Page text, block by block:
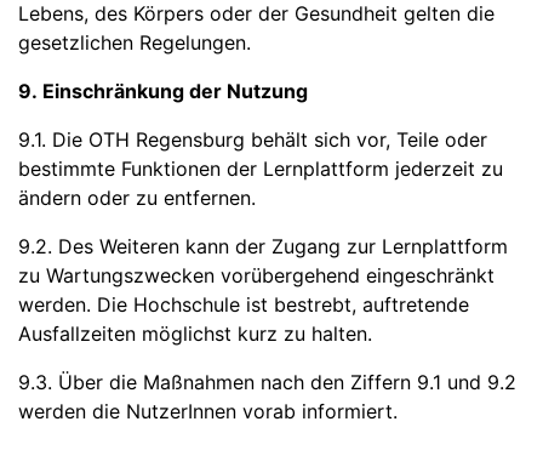
Lebens, des Körpers oder der Gesundheit gelten die
gesetzlichen Regelungen.
9. Einschränkung der Nutzung
9.1. Die OTH Regensburg behält sich vor, Teile oder
bestimmte Funktionen der Lernplattform jederzeit zu
ändern oder zu entfernen.
9.2. Des Weiteren kann der Zugang zur Lernplattform
zu Wartungszwecken vorübergehend eingeschränkt
werden. Die Hochschule ist bestrebt, auftretende
Ausfallzeiten möglichst kurz zu halten.
9.3. Über die Maßnahmen nach den Ziffern 9.1 und 9.2
werden die NutzerInnen vorab informiert.